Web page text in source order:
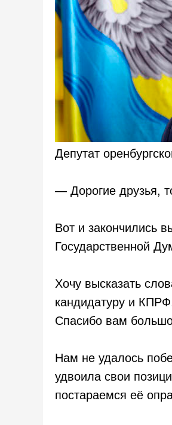
Депутат
— Дорогие друзья,
Вот и закончились
Государственной
Хочу высказать
кандидатуру и
Спасибо вам
Нам не удалось
удвоила свои
постараемся её